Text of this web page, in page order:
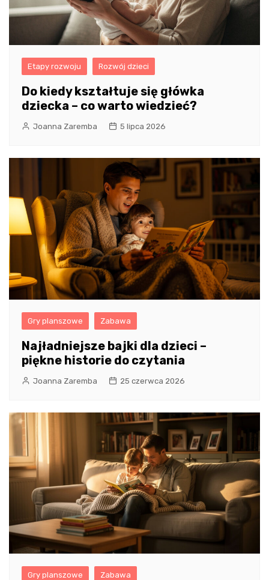
Etapy rozwoju Rozwój dzieci
Do kiedy kształtuje się główka
dziecka – co warto wiedzieć?
Joanna Zaremba 5 lipca 2026
Gry planszowe Zabawa
Najładniejsze bajki dla dzieci –
piękne historie do czytania
Joanna Zaremba 25 czerwca 2026
Gry planszowe Zabawa